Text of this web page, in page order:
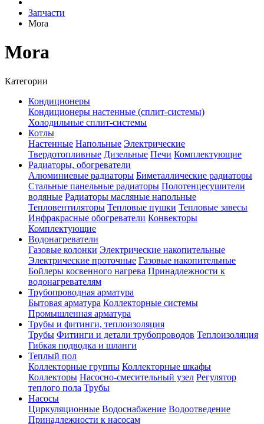
Запчасти
Mora
Mora
Категории
Кондиционеры
Кондиционеры настенные (сплит-системы)
Холодильные сплит-системы
Котлы
Настенные Напольные Электрические
Твердотопливные Дизельные Печи Комплектующие
Радиаторы, обогреватели
Алюминиевые радиаторы Биметаллические радиаторы
Стальные панельные радиаторы Полотенцесушители
водяные Радиаторы масляные напольные
Тепловентиляторы Тепловые пушки Тепловые завесы
Инфракрасные обогреватели Конвекторы
Комплектующие
Водонагреватели
Газовые колонки Электрические накопительные
Электрические проточные Газовые накопительные
Бойлеры косвенного нагрева Принадлежности к
водонагревателям
Трубопроводная арматура
Бытовая арматура Коллекторные системы
Промышленная арматура
Трубы и фитинги, теплоизоляция
Трубы Фитинги и детали трубопроводов Теплоизоляция
Гибкая подводка и шланги
Теплый пол
Коллекторные группы Коллекторные шкафы
Коллекторы Насосно-смесительный узел Регулятор
теплого пола Трубы
Насосы
Циркуляционные Водоснабжение Водоотведение
Принадлежности к насосам